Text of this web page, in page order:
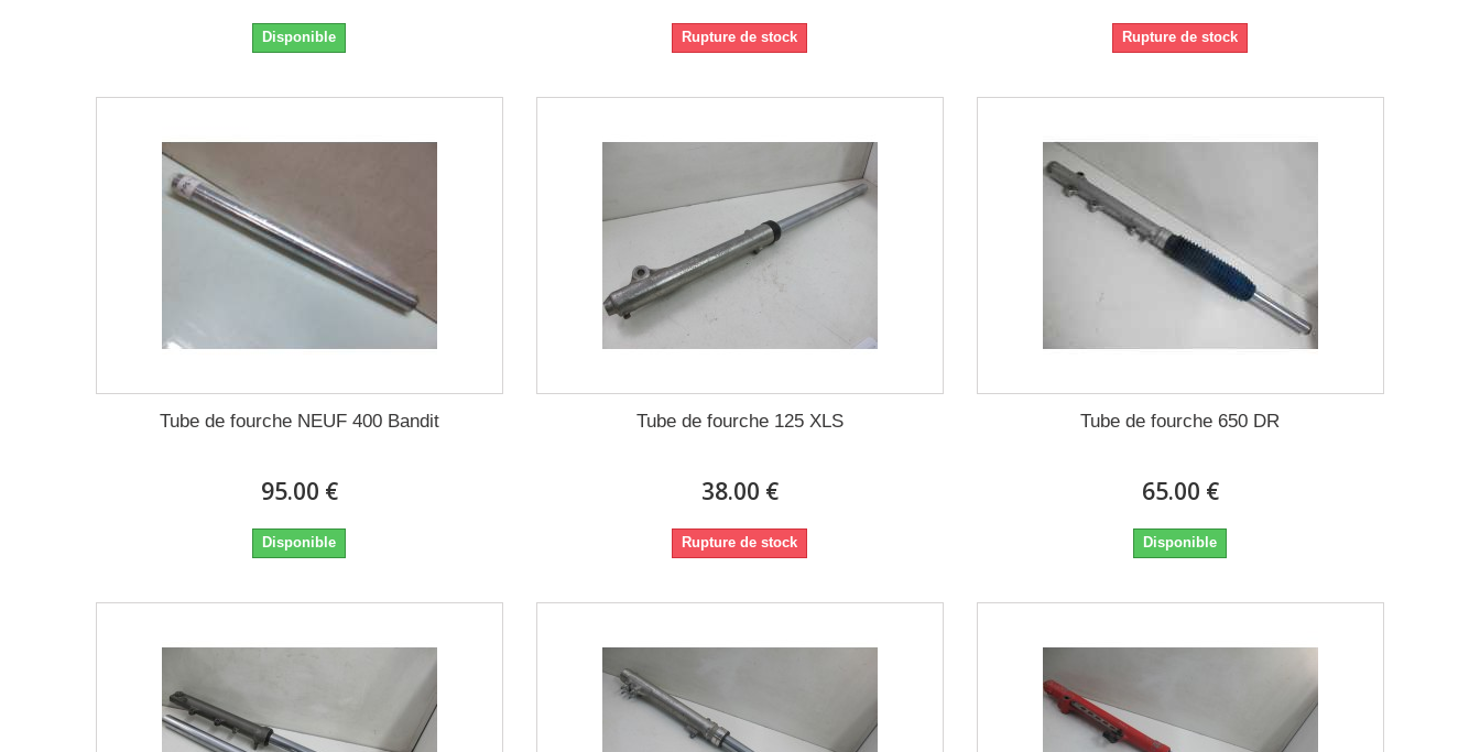
Disponible Rupture de stock Rupture de stock
Tube de fourche NEUF 400 Bandit
95.00 €
Disponible
Tube de fourche 125 XLS
38.00 €
Rupture de stock
Tube de fourche 650 DR
65.00 €
Disponible